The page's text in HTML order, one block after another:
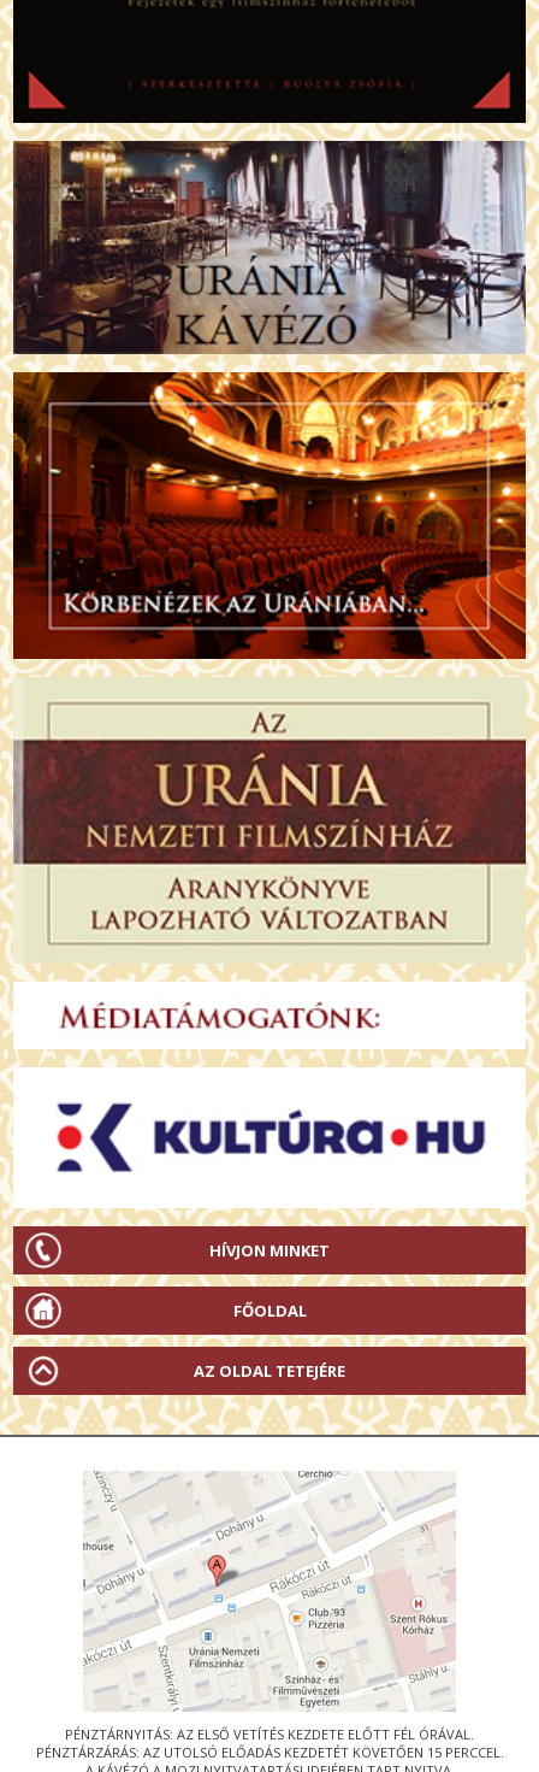
HÍVJON MINKET
FŐOLDAL
AZ OLDAL TETEJÉRE
PÉNZTÁRNYITÁS: AZ ELSŐ VETÍTÉS KEZDETE ELŐTT FÉL ÓRÁVAL.
PÉNZTÁRZÁRÁS: AZ UTOLSÓ ELŐADÁS KEZDETÉT KÖVETŐEN 15 PERCCEL.